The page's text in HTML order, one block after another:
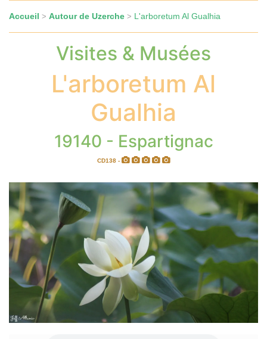
Accueil > Autour de Uzerche > L'arboretum Al Gualhia
Visites & Musées
L'arboretum Al
Gualhia
19140 - Espartignac
CD138 -